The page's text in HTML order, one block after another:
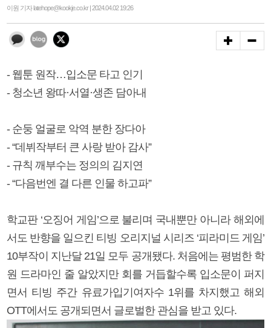
이원 기자 latehope@kookje.co.kr | 2024.04.02 19:26
- 웹툰 원작…입소문 타고 인기
- 청소년 왕따·서열·생존 담아내
- 순둥 얼굴로 악역 분한 장다아
- “데뷔작부터 큰 사랑 받아 감사”
- 규칙 깨부수는 정의의 김지연
- “다음번엔 결 다른 인물 하고파”
학교판 ‘오징어 게임’으로 불리며 국내뿐만 아니라 해외에
서도 반향을 일으킨 티빙 오리지널 시리즈 ‘피라미드 게임’
10부작이 지난달 21일 모두 공개됐다. 처음에는 평범한 학
원 드라마인 줄 알았지만 회를 거듭할수록 입소문이 퍼지
면서 티빙 주간 유료가입기여자수 1위를 차지했고 해외
OTT에서도 공개되면서 글로벌한 관심을 받고 있다.